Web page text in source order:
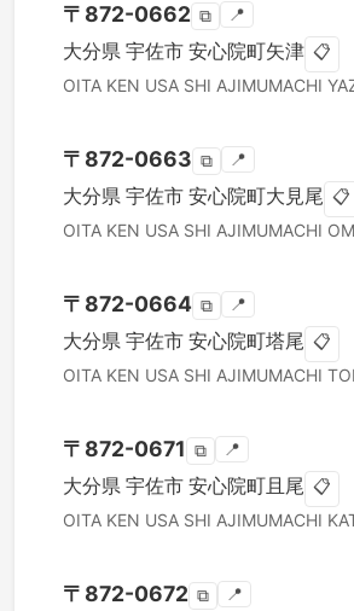
〒 872-0662 ⧉ 📍
大分県 宇佐市 安心院町矢津 📋
OITA KEN USA SHI AJIMUMACHI
〒 872-0663 ⧉ 📍
大分県 宇佐市 安心院町大見尾 📋
OITA KEN USA SHI AJIMUMACHI
〒 872-0664 ⧉ 📍
大分県 宇佐市 安心院町塔尾 📋
OITA KEN USA SHI AJIMUMACHI
〒 872-0671 ⧉ 📍
大分県 宇佐市 安心院町且尾 📋
OITA KEN USA SHI AJIMUMACHI
〒 872-0672 ⧉ 📍